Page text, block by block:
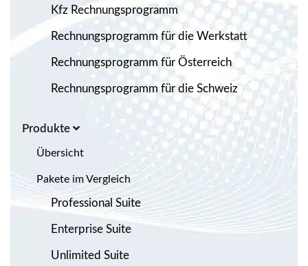
Kfz Rechnungsprogramm
Rechnungsprogramm für die Werkstatt
Rechnungsprogramm für Österreich
Rechnungsprogramm für die Schweiz
Produkte
Übersicht
Pakete im Vergleich
Professional Suite
Enterprise Suite
Unlimited Suite